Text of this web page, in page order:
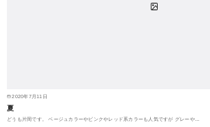
2020年7月11日
夏
どうも片岡です。 ベージュカラーやピンクやレッド系カラーも人気ですが グレーや…